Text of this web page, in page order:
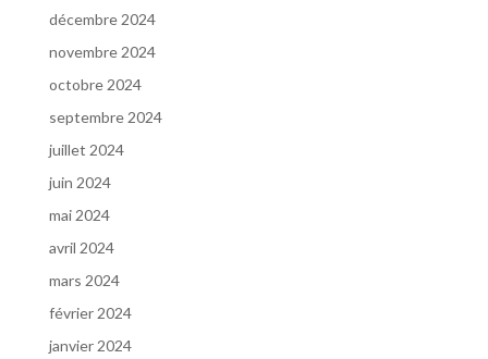
décembre 2024
novembre 2024
octobre 2024
septembre 2024
juillet 2024
juin 2024
mai 2024
avril 2024
mars 2024
février 2024
janvier 2024